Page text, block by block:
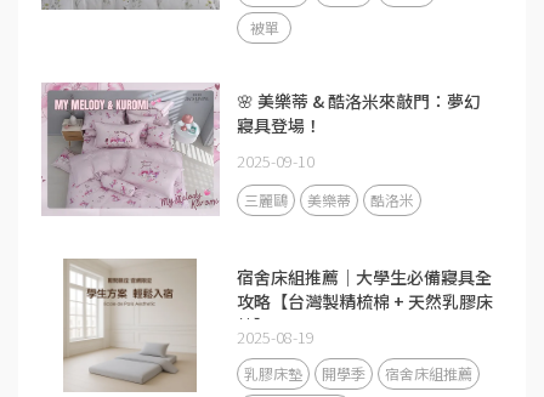
被單
🌸 美樂蒂 & 酷洛米來敲門：夢幻
寢具登場！
2025-09-10
三麗鷗 美樂蒂 酷洛米
宿舍床組推薦｜大學生必備寢具全
攻略【台灣製精梳棉 + 天然乳膠床
墊】
2025-08-19
乳膠床墊 開學季
宿舍床組推薦